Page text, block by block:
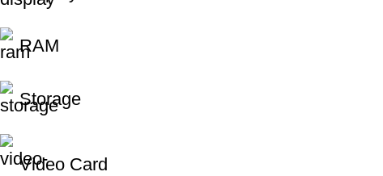
RAM
Storage
Video Card